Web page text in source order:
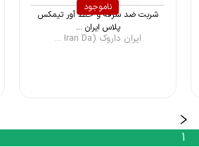
ناموجود
شربت ضد سرفه و خلط آور تیمکس
پلاس ایران ...
ایران داروک (Iran Da ...
1